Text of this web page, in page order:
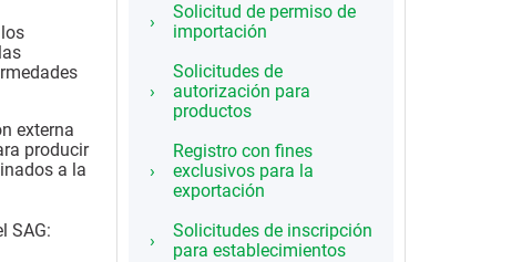
externa
producir
a la
SAG:
Solicitud de permiso de
importación
Solicitudes de
autorización para
productos
Registro con fines
exclusivos para la
exportación
Solicitudes de inscripción
para establecimientos